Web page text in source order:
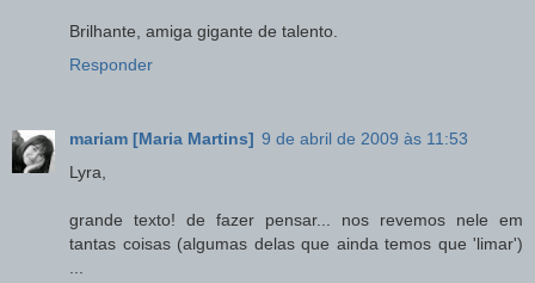
Brilhante, amiga gigante de talento.
Responder
mariam [Maria Martins] 9 de abril de 2009 às 11:53
Lyra,
grande texto! de fazer pensar... nos revemos nele em
tantas coisas (algumas delas que ainda temos que 'limar')
...